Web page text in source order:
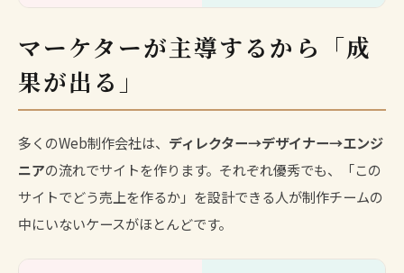
マーケターが主導するから「成
果が出る」
多くのWeb制作会社は、 ディレクター→デザイナー→エンジ
ニアの流れでサイトを作ります。それぞれ優秀でも、「この
サイトでどう売上を作るか」を設計できる人が制作チームの
中にいないケースがほとんどです。